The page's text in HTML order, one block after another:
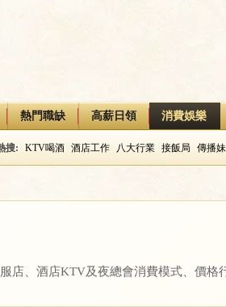
熱門職缺 高薪日領 消費娛樂
搜: KTV喝酒 酒店工作 八大行業 接飯局 傳播妹
店、酒店KTV及夜總會消費模式、價格